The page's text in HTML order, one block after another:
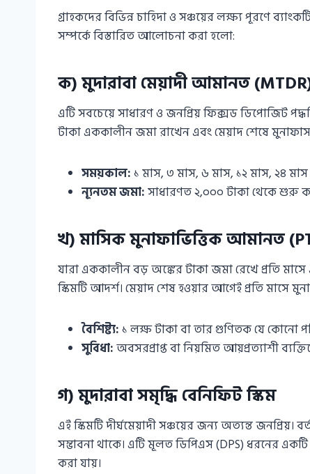
গ্রাহকদের বিভিন্ন চাহিদা ও সঞ্চয়ের লক্ষ্য পূরণে
সম্পর্কে বিস্তারিত আলোচনা করা হলো:
ক) মুদারাবা মেয়াদী আমানত
এটি সবচেয়ে সাধারণ ও জনপ্রিয় ফিক্সড ডিপোজিট
টাকা এককালীন জমা রাখেন এবং মেয়াদ শেষে
সময়কাল:১ মাস, ৩ মাস, ৬ মাস, ১২ মাস, ২৪
ন্যূনতম জমা:সাধারণত ২,০০০ টাকা থেকে শুরু
খ) মাসিক মুনাফাভিত্তিক আমানত
যারা এককালীন বড় অঙ্কের টাকা জমা রেখে প্রতি
স্কিমটি আদর্শ। মেয়াদ শেষ হওয়ার আগেই প্রতি মাসে
বৈশিষ্ট্য:১ লক্ষ টাকা বা তার গুণিতক যে কোনো
সুবিধা:অবসরপ্রাপ্ত বা নিয়মিত আয়প্রত্যাশী
গ) মুদারাবা সমৃদ্ধি বেনিফিট স্কিম
এই স্কিমটি দীর্ঘমেয়াদী সঞ্চয়ের জন্য অত্যন্ত জনপ্রিয়।
সম্ভাবনা থাকে। এটি মূলত ডিপিএস (DPS) ধরনের
করা যায়।